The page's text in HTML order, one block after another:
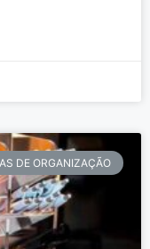
DE ORGANIZAÇÃO